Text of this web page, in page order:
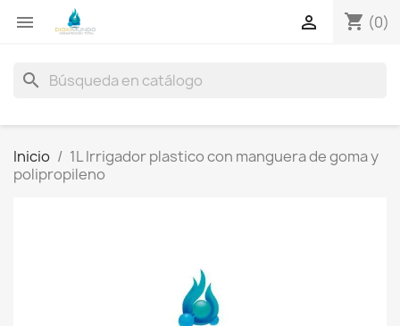
 shopping_cart (0)

search
Inicio
1L Irrigador plastico con manguera de goma y
polipropileno